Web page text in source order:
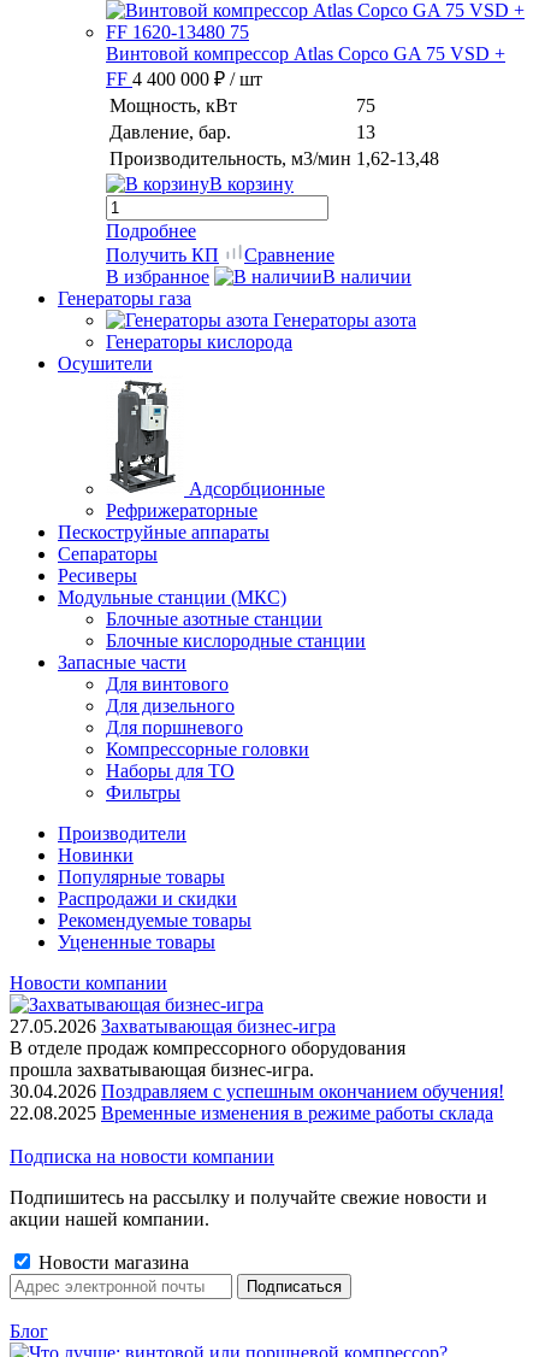
Винтовой компрессор Atlas Copco GA 75 VSD +
FF 4 400 000 ₽ / шт
Мощность, кВт
75
Давление, бар.
13
Производительность, м3/мин 1,62-13,48
В корзину
Подробнее
Получить КП
Сравнение
В избранное
В наличии
Генераторы газа
Генераторы азота
Генераторы кислорода
Осушители
Адсорбционные
Рефрижераторные
Пескоструйные аппараты
Сепараторы
Ресиверы
Модульные станции (МКС)
Блочные азотные станции
Блочные кислородные станции
Запасные части
Для винтового
Для дизельного
Для поршневого
Компрессорные головки
Наборы для ТО
Фильтры
Производители
Новинки
Популярные товары
Распродажи и скидки
Рекомендуемые товары
Уцененные товары
Новости компании
27.05.2026 Захватывающая бизнес-игра
В отделе продаж компрессорного оборудования
прошла захватывающая бизнес-игра.
30.04.2026 Поздравляем с успешным окончанием обучения!
22.08.2025 Временные изменения в режиме работы склада
Подписка на новости компании
Подпишитесь на рассылку и получайте свежие новости и
акции нашей компании.
Новости магазина
Блог